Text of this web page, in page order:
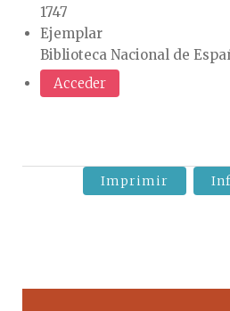
1747
Ejemplar
Biblioteca Nacional de
Acceder
Imprimir